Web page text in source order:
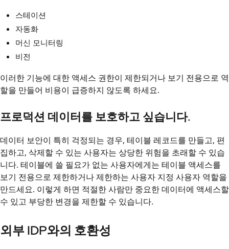
스테이션
자동화
머신 모니터링
비전
이러한 기능에 대한 액세스 권한이 제한되거나 보기 전용으로 역
할을 만들어 비용이 급증하지 않도록 하세요.
프로덕션 데이터를 보호하고 싶습니다.
데이터 보안이 특히 걱정되는 경우, 테이블 레코드를 만들고, 편
집하고, 삭제할 수 있는 사용자는 상당한 위험을 초래할 수 있습
니다. 테이블에 쓸 필요가 없는 사용자에게는 테이블 액세스를
보기 전용으로 제한하거나 제한하는 사용자 지정 사용자 역할을
만드세요. 이렇게 하면 적절한 사람만 중요한 데이터에 액세스할
수 있고 부당한 변경을 제한할 수 있습니다.
외부 IDP와의 호환성